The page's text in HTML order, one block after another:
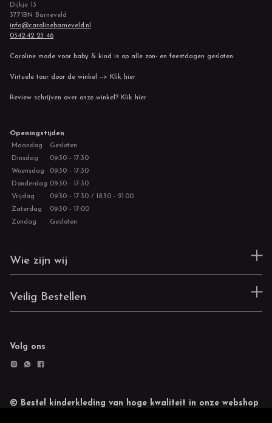
Dijkje 13
3771BN Barneveld
info@carolinebarneveld.nl
0342-42 23 46
Caroline mode voor baby & kind is op alle zon- en feestdagen gesloten.
Virtuele tour door de winkel --> Klik hier
Review schrijven over onze winkel? Klik hier
Openingstijden
Maandag
Gesloten
Dinsdag
09:30 - 17:30
Woensdag
09:30 - 17:30
Donderdag 09:30 - 17:30
Vrijdag
09:30 - 17:30 / 18:30 - 21:00
Zaterdag
09:30 - 17:00
Zondag
Gesloten
Wie zijn wij
Veilig Bestellen
Volg ons
© Bestel kinderkleding van hoge kwaliteit in onze webshop